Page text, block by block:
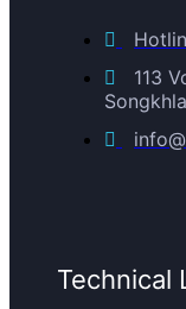
113
Technical